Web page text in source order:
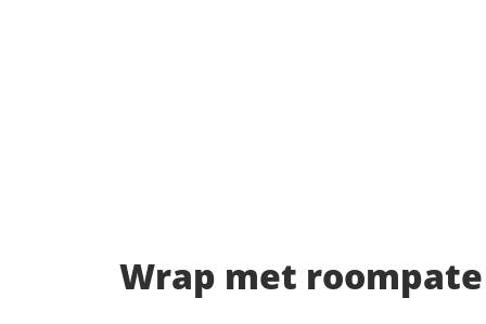
Wrap met roompate